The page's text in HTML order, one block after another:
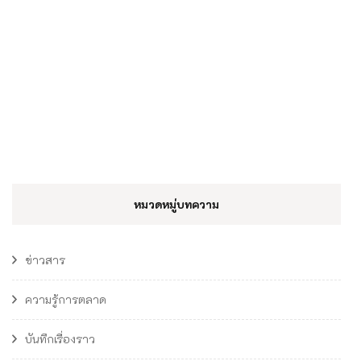
หมวดหมู่บทความ
ข่าวสาร
ความรู้การตลาด
บันทึกเรื่องราว